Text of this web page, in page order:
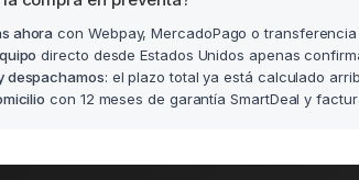
ahora con Webpay, MercadoPago o
directo desde Estados Unidos apenas
despachamos: el plazo total ya está calculado
con 12 meses de garantía SmartDeal y